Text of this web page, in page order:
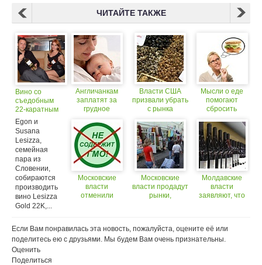
ЧИТАЙТЕ ТАКЖЕ
Вино со
съедобным
22-каратным
золотом
Egon и
Susana
Lesizza,
семейная
пара из
Словении,
собираются
производить
вино Lesizza
Gold 22K,...
Англичанкам
заплатят за
грудное
Московские
власти
отменили
Власти США
призвали убрать
с рынка
морепродукты
Московские
власти продадут
рынки,
Мысли о еде
помогают
сбросить
килограммы
Молдавские
власти
заявляют, что
Если Вам понравилась эта новость, пожалуйста, оцените её или
поделитесь ею с друзьями. Мы будем Вам очень признательны.
Оценить
Поделиться